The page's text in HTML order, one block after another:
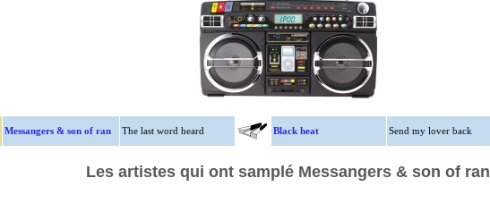
Messangers & son of ran The last word heard Black heat Send my lover back
Les artistes qui ont samplé Messangers & son of ran